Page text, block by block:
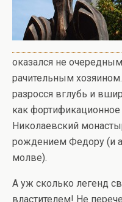
оказался не
рачительным хозяином.
разросся вглубь и
как
Николаевский
рождением Федору (и
молве).
А уж сколько легенд
властителем! Не